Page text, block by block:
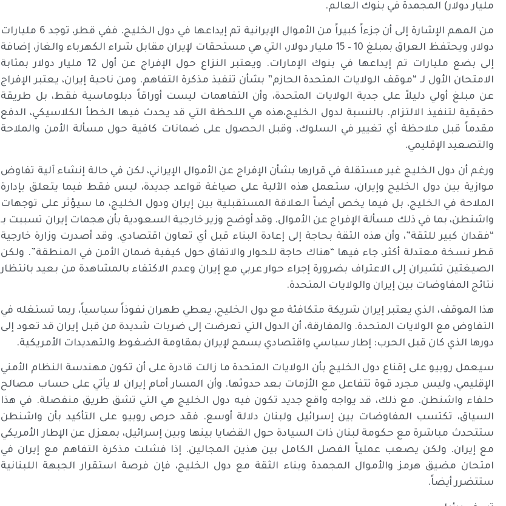
مليار دولار) المجمدة في بنوك العالم.
من المهم الإشارة إلى أن جزءاً كبيراً من الأموال الإيرانية تم إيداعها في دول الخليج. ففي قطر، توجد 6 مليارات
دولار، ويحتفظ العراق بمبلغ 10 – 15 مليار دولار، التي هي مستحقات لإيران مقابل شراء الكهرباء والغاز، إضافة
إلى بضع مليارات تم إيداعها في بنوك الإمارات. ويعتبر النزاع حول الإفراج عن أول 12 مليار دولار بمثابة
الامتحان الأول لـ “موقف الولايات المتحدة الحازم” بشأن تنفيذ مذكرة التفاهم. ومن ناحية إيران، يعتبر الإفراج
عن مبلغ أولي دليلاً على جدية الولايات المتحدة، وأن التفاهمات ليست أوراقاً دبلوماسية فقط، بل طريقة
حقيقية لتنفيذ الالتزام. بالنسبة لدول الخليج،هذه هي اللحظة التي قد يحدث فيها الخطأ الكلاسيكي، الدفع
مقدماً قبل ملاحظة أي تغيير في السلوك، وقبل الحصول على ضمانات كافية حول مسألة الأمن والملاحة
والتصعيد الإقليمي.
ورغم أن دول الخليج غير مستقلة في قرارها بشأن الإفراج عن الأموال الإيراني، لكن في حالة إنشاء آلية تفاوض
موازية بين دول الخليج وإيران، ستعمل هذه الآلية على صياغة قواعد جديدة، ليس فقط فيما يتعلق بإدارة
الملاحة في الخليج، بل فيما يخص أيضاً العلاقة المستقبلية بين إيران ودول الخليج، ما سيؤثر على توجهات
واشنطن، بما في ذلك مسألة الإفراج عن الأموال. وقد أوضح وزير خارجية السعودية بأن هجمات إيران تسببت بـ
“فقدان كبير للثقة”، وأن هذه الثقة بحاجة إلى إعادة البناء قبل أي تعاون اقتصادي. وقد أصدرت وزارة خارجية
قطر نسخة معتدلة أكثر، جاء فيها “هناك حاجة للحوار والاتفاق حول كيفية ضمان الأمن في المنطقة”. ولكن
الصيغتين تشيران إلى الاعتراف بضرورة إجراء حوار عربي مع إيران وعدم الاكتفاء بالمشاهدة من بعيد بانتظار
نتائج المفاوضات بين إيران والولايات المتحدة.
هذا الموقف، الذي يعتبر إيران شريكة متكافئة مع دول الخليج، يعطي طهران نفوذاً سياسياً، ربما تستغله في
التفاوض مع الولايات المتحدة. والمفارقة، أن الدول التي تعرضت إلى ضربات شديدة من قبل إيران قد تعود إلى
دورها الذي كان قبل الحرب: إطار سياسي واقتصادي يسمح لإيران بمقاومة الضغوط والتهديدات الأمريكية.
سيعمل روبيو على إقناع دول الخليج بأن الولايات المتحدة ما زالت قادرة على أن تكون مهندسة النظام الأمني
الإقليمي، وليس مجرد قوة تتفاعل مع الأزمات بعد حدوثها. وأن المسار أمام إيران لا يأتي على حساب مصالح
حلفاء واشنطن. مع ذلك، قد يواجه واقع جديد تكون فيه دول الخليج هي التي تشق طريق منفصلة. في هذا
السياق، تكتسب المفاوضات بين إسرائيل ولبنان دلالة أوسع. فقد حرص روبيو على التأكيد بأن واشنطن
ستتحدث مباشرة مع حكومة لبنان ذات السيادة حول القضايا بينها وبين إسرائيل، بمعزل عن الإطار الأمريكي
مع إيران. ولكن يصعب عملياً الفصل الكامل بين هذين المجالين. إذا فشلت مذكرة التفاهم مع إيران في
امتحان مضيق هرمز والأموال المجمدة وبناء الثقة مع دول الخليج، فإن فرصة استقرار الجبهة اللبنانية
ستتضرر أيضاً.